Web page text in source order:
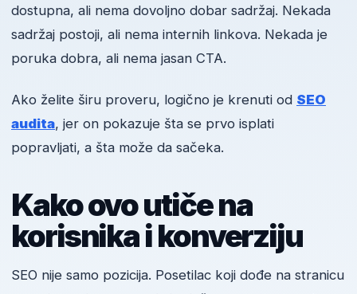
dostupna, ali nema dovoljno dobar sadržaj. Nekada
sadržaj postoji, ali nema internih linkova. Nekada je
poruka dobra, ali nema jasan CTA.
Ako želite širu proveru, logično je krenuti od SEO
audita, jer on pokazuje šta se prvo isplati
popravljati, a šta može da sačeka.
Kako ovo utiče na
korisnika i konverziju
SEO nije samo pozicija. Posetilac koji dođe na stranicu